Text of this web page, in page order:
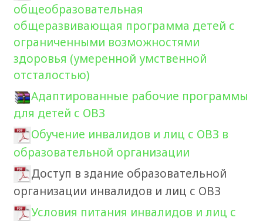
общеобразовательная
общеразвивающая программа детей с
ограниченными возможностями
здоровья (умеренной умственной
отсталостью)
Адаптированные рабочие программы
для детей с ОВЗ
Обучение инвалидов и лиц с ОВЗ в
образовательной организации
Доступ в здание образовательной
организации инвалидов и лиц с ОВЗ
Условия питания инвалидов и лиц с